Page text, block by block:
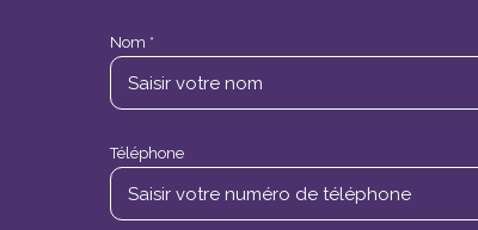
Nom *
Téléphone